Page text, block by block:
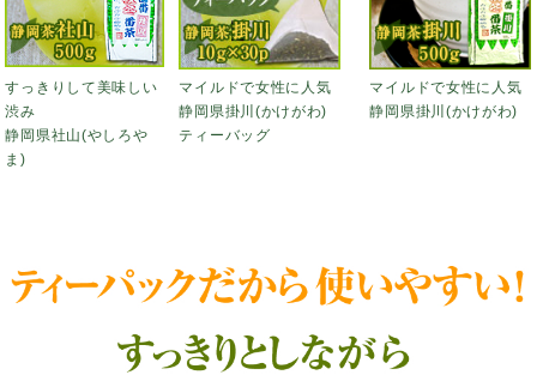
すっきりして美味しい
渋み
静岡県社山(やしろや
ま)
マイルドで女性に人気
静岡県掛川(かけがわ)
ティーバッグ
マイルドで女性に人気
静岡県掛川(かけがわ)